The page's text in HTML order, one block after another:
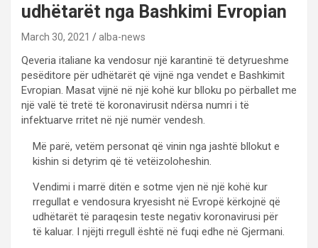
udhëtarët nga Bashkimi Evropian
March 30, 2021 alba-news
Qeveria italiane ka vendosur një karantinë të detyrueshme
pesëditore për udhëtarët që vijnë nga vendet e Bashkimit
Evropian. Masat vijnë në një kohë kur blloku po përballet me
një valë të tretë të koronavirusit ndërsa numri i të
infektuarve rritet në një numër vendesh.
Më parë, vetëm personat që vinin nga jashtë bllokut e
kishin si detyrim që të vetëizoloheshin.
Vendimi i marrë ditën e sotme vjen në një kohë kur
rregullat e vendosura kryesisht në Evropë kërkojnë që
udhëtarët të paraqesin teste negativ koronavirusi për
të kaluar. I njëjti rregull është në fuqi edhe në Gjermani.